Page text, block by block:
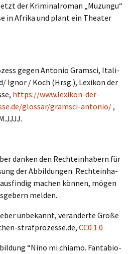
der Krimi­nal­ro­man „Muzun­gu“
in Afrika und plant ein Theater
gegen Antonio Gramsci, Itali­
Ignor / Koch (Hrsg.), Lexikon der
https://www.lexikon-der-
glossar/gramsci-antonio/,
danken den Rechte­inha­bern für
der Abbil­dun­gen. Rechte­inha­
machen können, mögen
melden.
unbekannt, verän­der­te Größe
strafprozesse.de, CC0 1.0
“Nino mi chiamo. Fanta­bio­